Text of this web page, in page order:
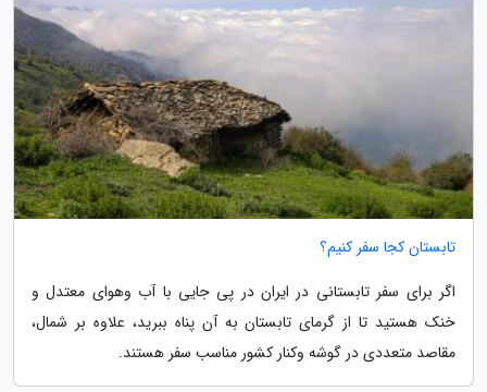
تابستان کجا سفر کنیم؟
اگر برای سفر تابستانی در ایران در پی جایی با آب وهوای معتدل و
خنک هستید تا از گرمای تابستان به آن پناه ببرید، علاوه بر شمال،
مقاصد متعددی در گوشه وکنار کشور مناسب سفر هستند.